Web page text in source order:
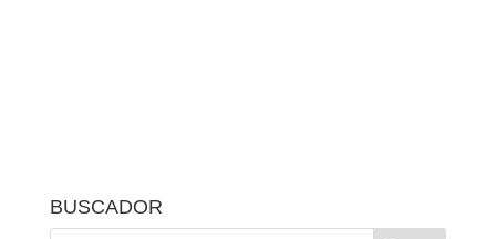
BUSCADOR